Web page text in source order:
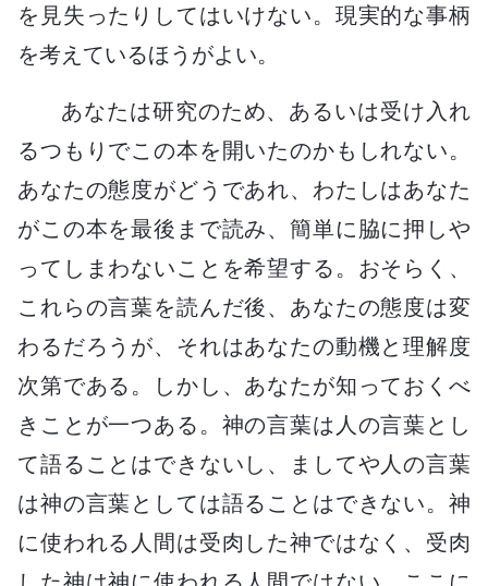
を見失ったりしてはいけない。現実的な事柄
を考えているほうがよい。
あなたは研究のため、あるいは受け入れ
るつもりでこの本を開いたのかもしれない。
あなたの態度がどうであれ、わたしはあなた
がこの本を最後まで読み、簡単に脇に押しや
ってしまわないことを希望する。おそらく、
これらの言葉を読んだ後、あなたの態度は変
わるだろうが、それはあなたの動機と理解度
次第である。しかし、あなたが知っておくべ
きことが一つある。神の言葉は人の言葉とし
て語ることはできないし、ましてや人の言葉
は神の言葉としては語ることはできない。神
に使われる人間は受肉した神ではなく、受肉